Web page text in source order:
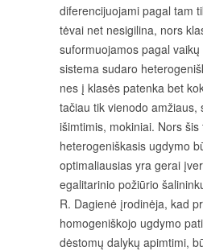
diferencijuojami pagal tam
tėvai net nesigilina, nors
suformuojamos pagal
sistema sudaro
nes į klasės patenka bet
tačiau tik vienodo amžiaus,
išimtimis, mokiniai. Nors
heterogeniškasis ugdymo
optimaliausias yra gerai
egalitarinio požiūrio
R. Dagienė įrodinėja, kad
homogeniškojo ugdymo
dėstomų dalykų apimtimi,